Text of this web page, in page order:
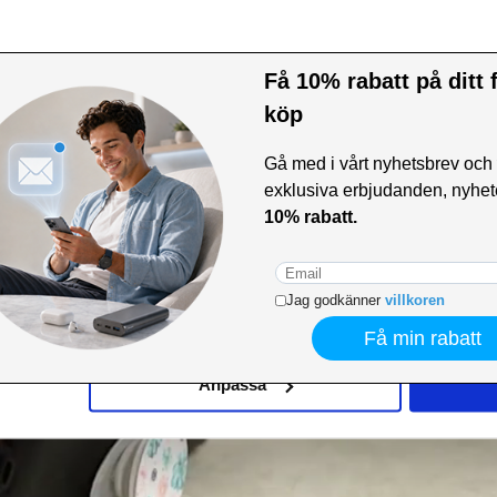
Information
för att anpassa innehållet och annonserna till användarna,
trafik. Vi vidarebefordrar även sådana identifierare och
och analysföretag som vi samarbetar med. Dessa kan i
har tillhandahållit eller som de har samlat in när du har använt
Anpassa
Smartphones & Surfplattor
ser unik och attraktiv ut medan du kan använda den på ett säkrare sätt.
enklare och säkrare sätt, medan stativfunktionen gör att du kan titta på videor i
stativ när du behöver ett säkrare grepp eller handsfree och njut ännu mer av din enhet.
smartphone eller surfplatta
för att ta foton
medan du ringer, skriver eller tar selfies
och slät yta
eller surfplatta
snyggare